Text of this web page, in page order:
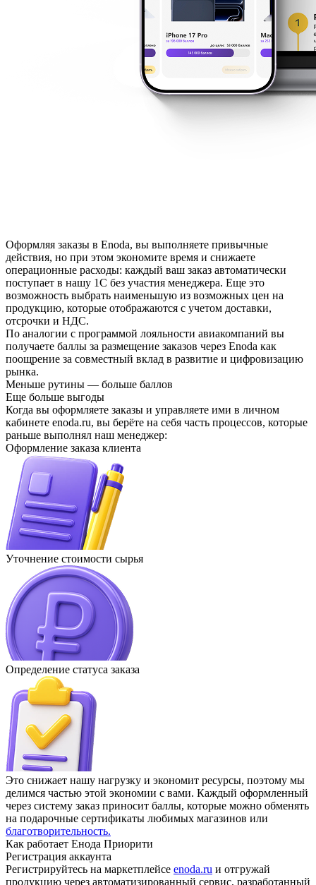
Оформляя заказы в Enoda, вы выполняете привычные
действия, но при этом экономите время и снижаете
операционные расходы: каждый ваш заказ автоматически
поступает в нашу 1С без участия менеджера. Еще это
возможность выбрать наименьшую из возможных цен на
продукцию, которые отображаются с учетом доставки,
отсрочки и НДС.
По аналогии с программой лояльности авиакомпаний вы
получаете баллы за размещение заказов через Enoda как
поощрение за совместный вклад в развитие и цифровизацию
рынка.
Меньше рутины — больше баллов
Еще больше выгоды
Когда вы оформляете заказы и управляете ими в личном
кабинете enoda.ru, вы берёте на себя часть процессов, которые
раньше выполнял наш менеджер:
Оформление заказа клиента
Уточнение стоимости сырья
Определение статуса заказа
Это снижает нашу нагрузку и экономит ресурсы, поэтому мы
делимся частью этой экономии с вами. Каждый оформленный
через систему заказ приносит баллы, которые можно обменять
на подарочные сертификаты любимых магазинов или
благотворительность.
Как работает Енода Приорити
Регистрация аккаунта
Регистрируйтесь на маркетплейсе enoda.ru и отгружай
продукцию через автоматизированный сервис, разработанный